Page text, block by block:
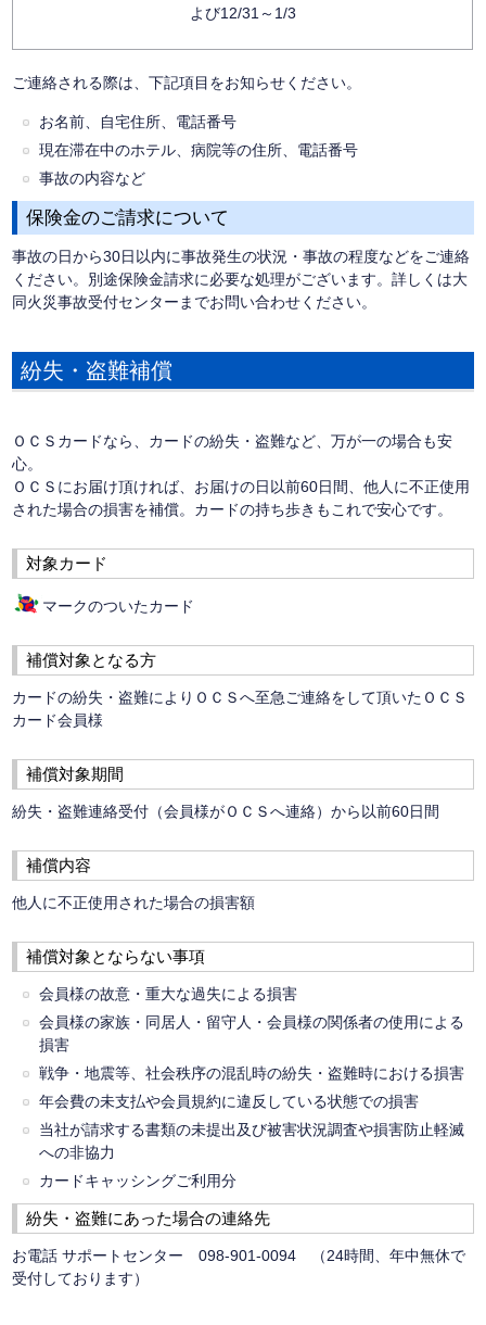
よび12/31～1/3
ご連絡される際は、下記項目をお知らせください。
お名前、自宅住所、電話番号
現在滞在中のホテル、病院等の住所、電話番号
事故の内容など
保険金のご請求について
事故の日から30日以内に事故発生の状況・事故の程度などをご連絡
ください。別途保険金請求に必要な処理がございます。詳しくは大
同火災事故受付センターまでお問い合わせください。
紛失・盗難補償
ＯＣＳカードなら、カードの紛失・盗難など、万が一の場合も安
心。
ＯＣＳにお届け頂ければ、お届けの日以前60日間、他人に不正使用
された場合の損害を補償。カードの持ち歩きもこれで安心です。
対象カード
マークのついたカード
補償対象となる方
カードの紛失・盗難によりＯＣＳへ至急ご連絡をして頂いたＯＣＳ
カード会員様
補償対象期間
紛失・盗難連絡受付（会員様がＯＣＳへ連絡）から以前60日間
補償内容
他人に不正使用された場合の損害額
補償対象とならない事項
会員様の故意・重大な過失による損害
会員様の家族・同居人・留守人・会員様の関係者の使用による
損害
戦争・地震等、社会秩序の混乱時の紛失・盗難時における損害
年会費の未支払や会員規約に違反している状態での損害
当社が請求する書類の未提出及び被害状況調査や損害防止軽滅
への非協力
カードキャッシングご利用分
紛失・盗難にあった場合の連絡先
お電話 サポートセンター 098-901-0094 （24時間、年中無休で
受付しております）